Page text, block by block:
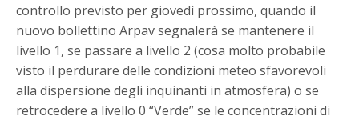
controllo previsto per giovedì prossimo, quando il
nuovo bollettino Arpav segnalerà se mantenere il
livello 1, se passare a livello 2 (cosa molto probabile
visto il perdurare delle condizioni meteo sfavorevoli
alla dispersione degli inquinanti in atmosfera) o se
retrocedere a livello 0 “Verde” se le concentrazioni di